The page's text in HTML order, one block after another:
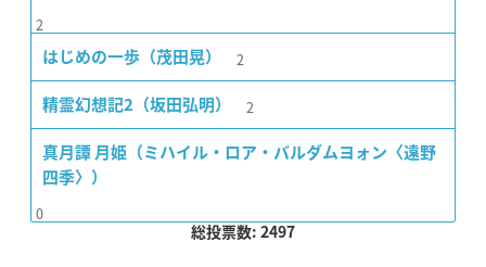
2
はじめの一歩（茂田晃） 2
精霊幻想記2（坂田弘明） 2
真月譚 月姫（ミハイル・ロア・バルダムヨォン〈遠野
四季〉）
0
総投票数: 2497